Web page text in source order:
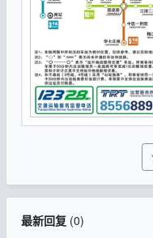
最新回复(0)